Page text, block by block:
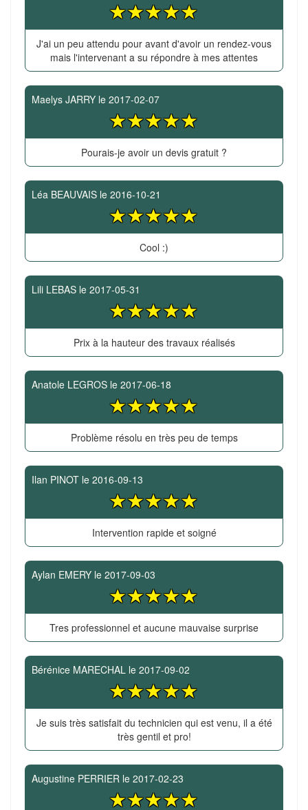
J'ai un peu attendu pour avant d'avoir un rendez-vous
mais l'intervenant a su répondre à mes attentes
Maelys JARRY le 2017-02-07
Pourais-je avoir un devis gratuit ?
Léa BEAUVAIS le 2016-10-21
Cool :)
Lili LEBAS le 2017-05-31
Prix à la hauteur des travaux réalisés
Anatole LEGROS le 2017-06-18
Problème résolu en très peu de temps
Ilan PINOT le 2016-09-13
Intervention rapide et soigné
Aylan EMERY le 2017-09-03
Tres professionnel et aucune mauvaise surprise
Bérénice MARECHAL le 2017-09-02
Je suis très satisfait du technicien qui est venu, il a été
très gentil et pro!
Augustine PERRIER le 2017-02-23